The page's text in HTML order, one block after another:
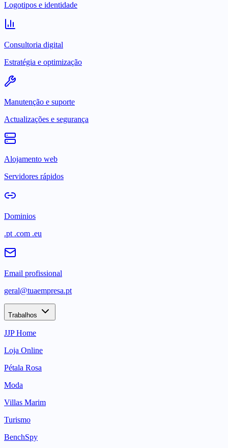
Logotipos e identidade
Consultoria digital
Estratégia e optimização
Manutenção e suporte
Actualizações e segurança
Alojamento web
Servidores rápidos
Dominios
.pt .com .eu
Email profissional
geral@tuaempresa.pt
Trabalhos
JJP Home
Loja Online
Pétala Rosa
Moda
Villas Marim
Turismo
BenchSpy